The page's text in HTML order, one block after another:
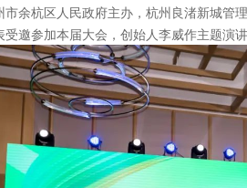
余杭区人民政府主办，杭州良渚新城管
邀参加本届大会，创始人李威作主题演讲